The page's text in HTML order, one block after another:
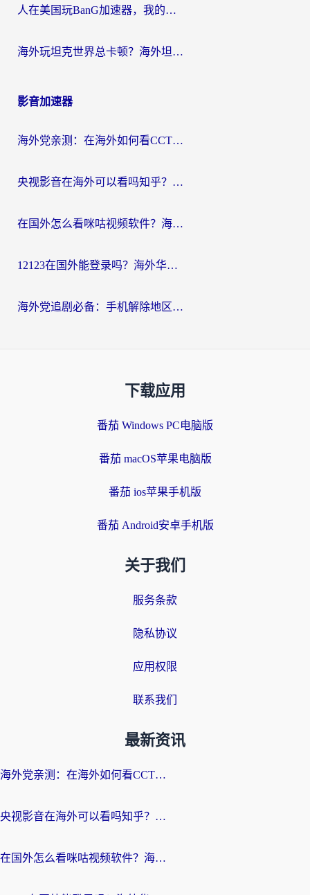
人在美国玩BanG加速器，我的延迟终于绿了
海外玩坦克世界总卡顿？海外坦克世界加速器有哪些？实测好用的选择在这里
影音加速器
海外党亲测：在海外如何看CCTV？告别“仅限大陆播放”的实用指南
央视影音在海外可以看吗知乎？留学生亲测：3步解决地域限制+追剧自由
在国外怎么看咪咕视频软件？海外党亲测有效的回国加速方案
12123在国外能登录吗？海外华人必看的回国加速实用指南
海外党追剧必备：手机解除地区限制app怎么选？解决央视视频&国内剧地区限制全指南
下载应用
番茄 Windows PC电脑版
番茄 macOS苹果电脑版
番茄 ios苹果手机版
番茄 Android安卓手机版
关于我们
服务条款
隐私协议
应用权限
联系我们
最新资讯
海外党亲测：在海外如何看CCTV？告别“仅限大陆播放”的实用指南
央视影音在海外可以看吗知乎？留学生亲测：3步解决地域限制+追剧自由
在国外怎么看咪咕视频软件？海外党亲测有效的回国加速方案